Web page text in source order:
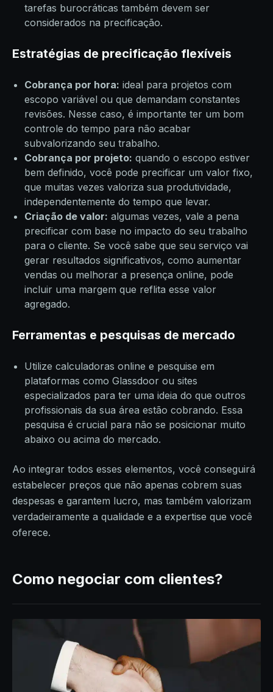
tarefas burocráticas também devem ser
considerados na precificação.
Estratégias de precificação flexíveis
Cobrança por hora: ideal para projetos com
escopo variável ou que demandam constantes
revisões. Nesse caso, é importante ter um bom
controle do tempo para não acabar
subvalorizando seu trabalho.
Cobrança por projeto: quando o escopo estiver
bem definido, você pode precificar um valor fixo,
que muitas vezes valoriza sua produtividade,
independentemente do tempo que levar.
Criação de valor: algumas vezes, vale a pena
precificar com base no impacto do seu trabalho
para o cliente. Se você sabe que seu serviço vai
gerar resultados significativos, como aumentar
vendas ou melhorar a presença online, pode
incluir uma margem que reflita esse valor
agregado.
Ferramentas e pesquisas de mercado
Utilize calculadoras online e pesquise em
plataformas como Glassdoor ou sites
especializados para ter uma ideia do que outros
profissionais da sua área estão cobrando. Essa
pesquisa é crucial para não se posicionar muito
abaixo ou acima do mercado.
Ao integrar todos esses elementos, você conseguirá
estabelecer preços que não apenas cobrem suas
despesas e garantem lucro, mas também valorizam
verdadeiramente a qualidade e a expertise que você
oferece.
Como negociar com clientes?